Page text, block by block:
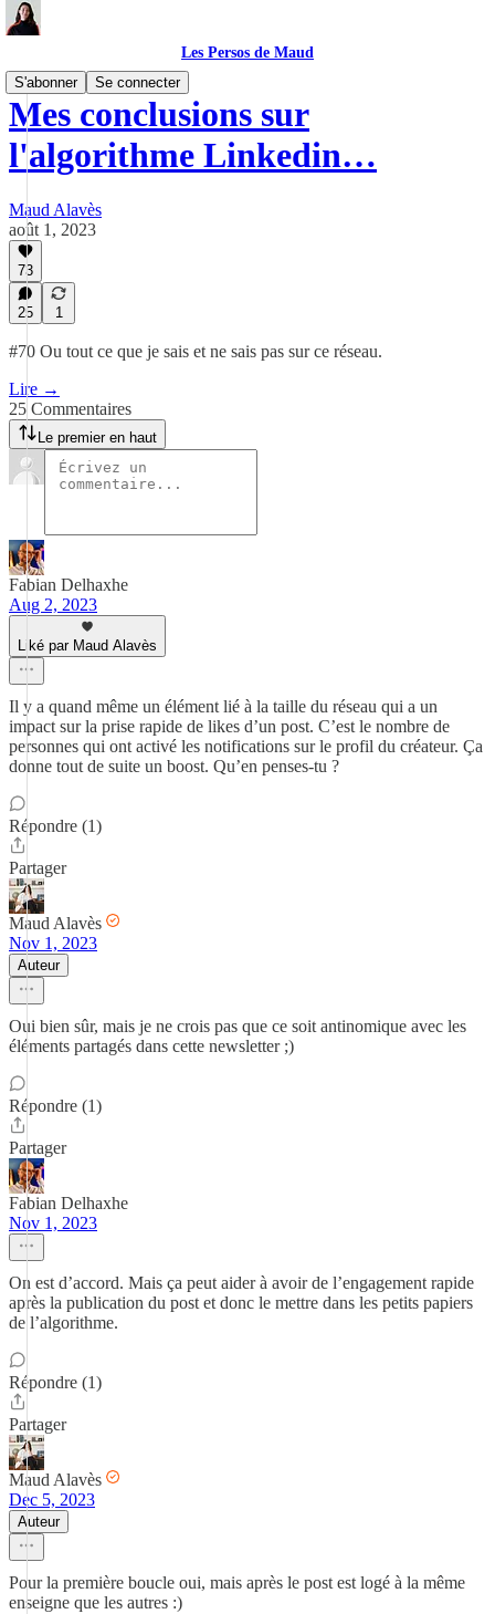
Les Persos de Maud
S'abonner
Se connecter
Mes conclusions sur
l'algorithme Linkedin…
Maud Alavès
août 1, 2023
73
25 1
#70 Ou tout ce que je sais et ne sais pas sur ce réseau.
Lire →
25 Commentaires
Le premier en haut
Fabian Delhaxhe
Aug 2, 2023
Liké par Maud Alavès
Il y a quand même un élément lié à la taille du réseau qui a un
impact sur la prise rapide de likes d’un post. C’est le nombre de
personnes qui ont activé les notifications sur le profil du créateur. Ça
donne tout de suite un boost. Qu’en penses-tu ?
Répondre (1)
Partager
Maud Alavès
Nov 1, 2023
Auteur
Oui bien sûr, mais je ne crois pas que ce soit antinomique avec les
éléments partagés dans cette newsletter ;)
Répondre (1)
Partager
Fabian Delhaxhe
Nov 1, 2023
On est d’accord. Mais ça peut aider à avoir de l’engagement rapide
après la publication du post et donc le mettre dans les petits papiers
de l’algorithme.
Répondre (1)
Partager
Maud Alavès
Dec 5, 2023
Auteur
Pour la première boucle oui, mais après le post est logé à la même
enseigne que les autres :)